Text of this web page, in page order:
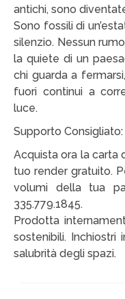
Nicolas
Serginho
Victor Kastelic
Anna Benotto
Elisa
Francesca
Giada
Susanna Galfrè
antichi, sono
Sono fossili di
silenzio. Nessun
la quiete di un
chi guarda a
fuori continui a
luce.
Supporto
Acquista ora la carta
tuo render gratuito.
volumi della tua
335.779.1845.
Prodotta
sostenibili. Inchiostri
salubrità degli spazi.